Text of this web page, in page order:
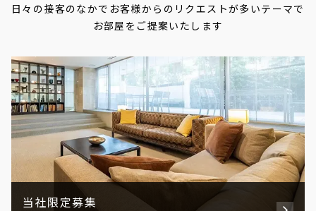
日々の接客のなかでお客様からのリクエストが多いテーマで
お部屋をご提案いたします
当社限定募集